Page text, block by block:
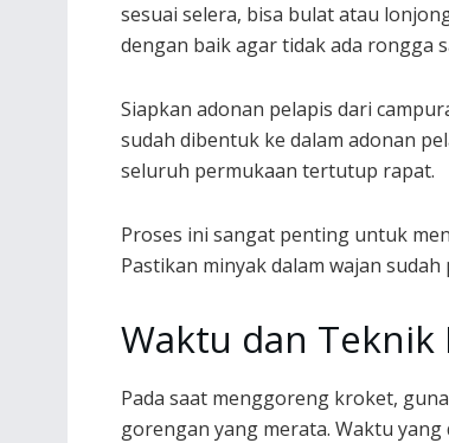
sesuai selera, bisa bulat atau
dengan baik agar tidak ada rongga
Siapkan adonan pelapis dari
sudah dibentuk ke dalam adonan
seluruh permukaan tertutup rapat.
Proses ini sangat penting untuk
Pastikan minyak dalam wajan
Waktu dan
Pada saat menggoreng kroket,
gorengan yang merata. Waktu